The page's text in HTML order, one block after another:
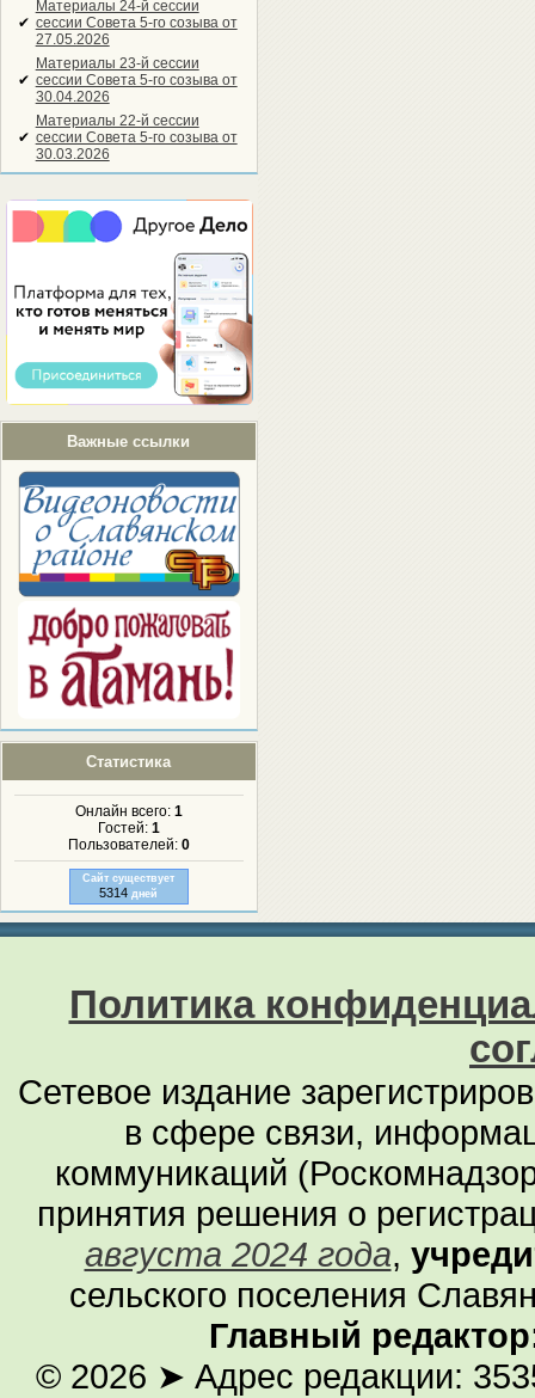
✔
Материалы 24-й сессии
сессии Совета 5-го созыва от
27.05.2026
✔
Материалы 23-й сессии
сессии Совета 5-го созыва от
30.04.2026
✔
Материалы 22-й сессии
сессии Совета 5-го созыва от
30.03.2026
Важные ссылки
Статистика
Онлайн всего: 1
Гостей: 1
Пользователей: 0
Сайт существует
5314 дней
Политика
Сетевое издание
в сфере связи,
коммуникаций
принятия решения о
августа 2024 года,
сельского поселения
Главный
© 2026 ➤ Адрес редакции: